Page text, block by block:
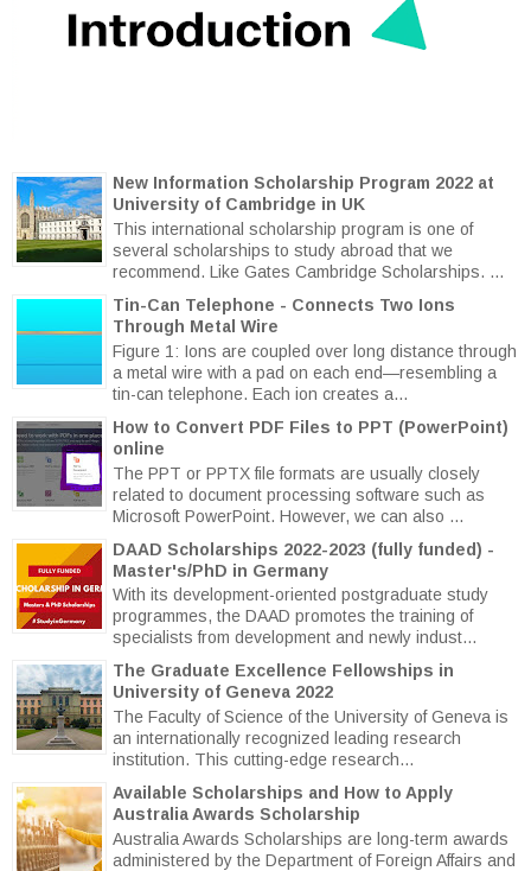
New Information Scholarship Program 2022 at
University of Cambridge in UK
This international scholarship program is one of
several scholarships to study abroad that we
recommend. Like Gates Cambridge Scholarships. ...
Tin-Can Telephone - Connects Two Ions
Through Metal Wire
Figure 1: Ions are coupled over long distance through
a metal wire with a pad on each end—resembling a
tin-can telephone. Each ion creates a...
How to Convert PDF Files to PPT (PowerPoint)
online
The PPT or PPTX file formats are usually closely
related to document processing software such as
Microsoft PowerPoint. However, we can also ...
DAAD Scholarships 2022-2023 (fully funded) -
Master's/PhD in Germany
With its development-oriented postgraduate study
programmes, the DAAD promotes the training of
specialists from development and newly indust...
The Graduate Excellence Fellowships in
University of Geneva 2022
The Faculty of Science of the University of Geneva is
an internationally recognized leading research
institution. This cutting-edge research...
Available Scholarships and How to Apply
Australia Awards Scholarship
Australia Awards Scholarships are long-term awards
administered by the Department of Foreign Affairs and